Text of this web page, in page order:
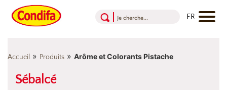
Accueil » Produits » Arôme et Colorants Pistache
Sébalcé